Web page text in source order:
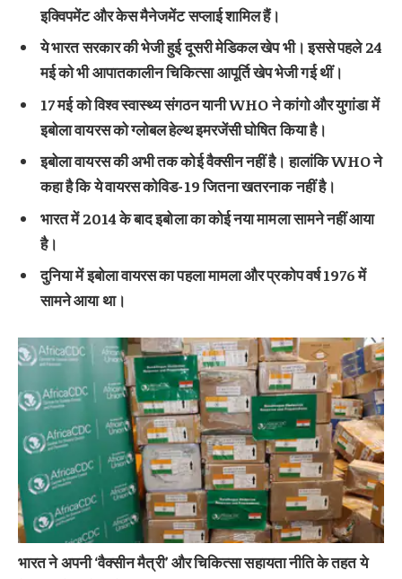
इक्विपमेंट और केस मैनेजमेंट सप्लाई शामिल हैं।
ये भारत सरकार की भेजी हुई दूसरी मेडिकल खेप भी। इससे पहले 24
मई को भी आपातकालीन चिकित्सा आपूर्ति खेप भेजी गई थीं।
17 मई को विश्व स्वास्थ्य संगठन यानी WHO ने कांगो और युगांडा में
इबोला वायरस को ग्लोबल हेल्थ इमरजेंसी घोषित किया है।
इबोला वायरस की अभी तक कोई वैक्सीन नहीं है। हालांकि WHO ने
कहा है कि ये वायरस कोविड-19 जितना खतरनाक नहीं है।
भारत में 2014 के बाद इबोला का कोई नया मामला सामने नहीं आया
है।
दुनिया में इबोला वायरस का पहला मामला और प्रकोप वर्ष 1976 में
सामने आया था।
भारत ने अपनी ‘वैक्सीन मैत्री’ और चिकित्सा सहायता नीति के तहत ये